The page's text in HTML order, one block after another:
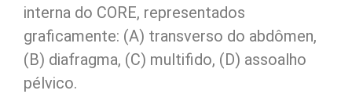
interna do CORE, representados
graficamente: (A) transverso do abdômen,
(B) diafragma, (C) multifido, (D) assoalho
pélvico.